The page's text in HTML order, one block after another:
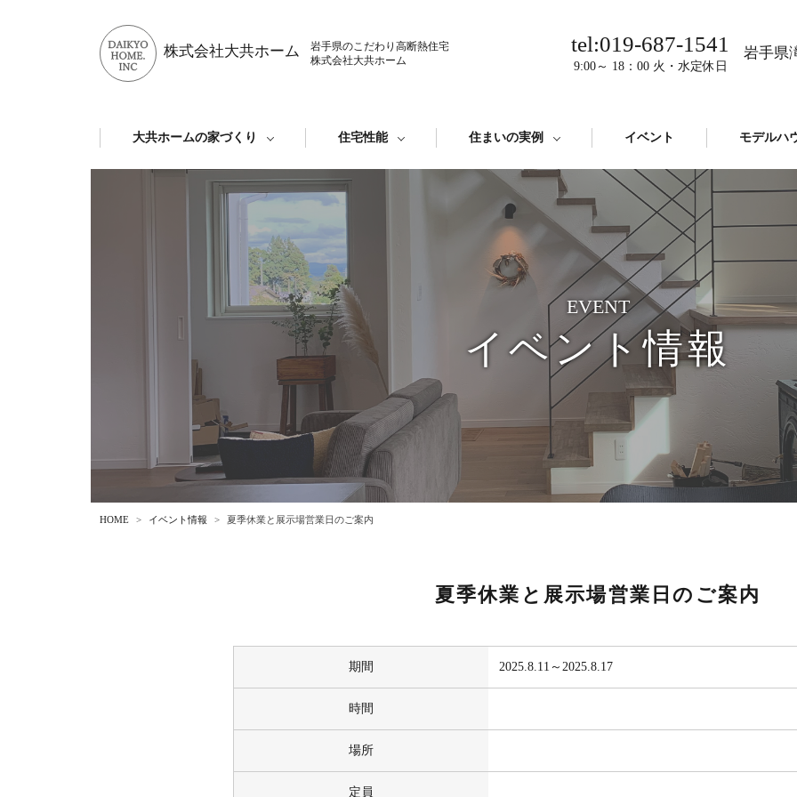
株式会社大共ホーム
岩手県のこだわり高断熱住宅
株式会社大共ホーム
tel:019-687-1541
9:00～ 18：00 火・水定休日
岩手県
大共ホームの家づくり 住宅性能 住まいの実例 イベント モデルハ
イベント情報
EVENT
HOME イベント情報 夏季休業と展示場営業日のご案内
夏季休業と​展示場営業日の​ご案内
期間 2025.8.11～2025.8.17
時間
場所
定員